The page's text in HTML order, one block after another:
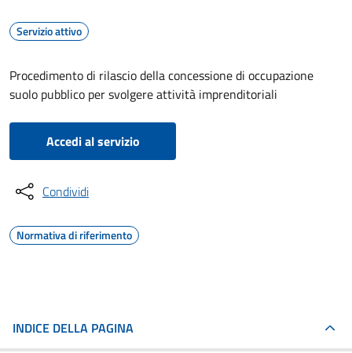
Servizio attivo
Procedimento di rilascio della concessione di occupazione
suolo pubblico per svolgere attività imprenditoriali
Accedi al servizio
Condividi
Normativa di riferimento
INDICE DELLA PAGINA